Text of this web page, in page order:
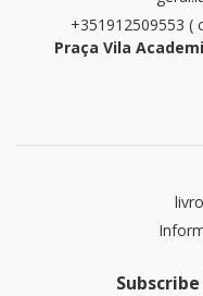
+351912509553 (
Praça Vila